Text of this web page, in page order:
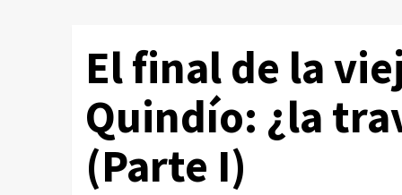
El final de la
Quindío: ¿la
(Parte I)